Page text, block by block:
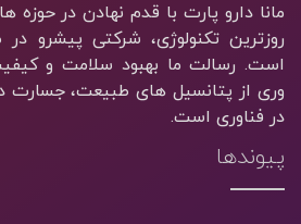
مانا دارو پارت با قدم نهادن در حوزه
روزترین تکنولوژی، شرکتی پیشرو
است. رسالت ما بهبود سلامت و
وری از پتانسیل های طبیعت، جسارت
در فناوری است.
پیوندها